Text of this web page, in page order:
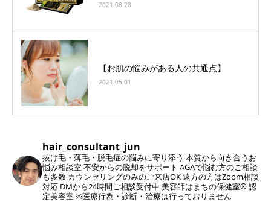
2021.08.28
【お肌の悩みがある人の共通点】
2021.05.01
hair_consultant_jun
抜け毛・薄毛・脱毛症の悩みに寄り添う 本質から向き合うお
悩み相談室不安からの脱却をサポート AGAで悩む方のご相談
も多数 カウンセリングのみのご来店OK遠方の方はZoom相談
対応 DMから24時間ご相談受付中 美容師はまちの保健室®︎ 認
定美容室※医療行為・診断・治療は行っておりません